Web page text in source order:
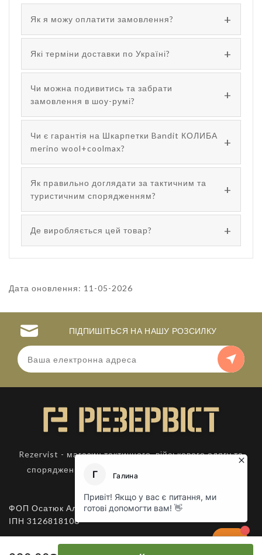
Як я можу оплатити замовлення?
Які терміни доставки по Україні?
Чи можна подивитись та забрати
замовлення в шоу-румі?
Чи є гарантія на Шкарпетки Bandit КОЛИБА
merino wool+coolmax?
Як правильно доглядати за тактичним та
туристичним спорядженням?
Де виробляється цей товар?
Дата оновлення: 11-05-2026
ПІДПИШІТЬСЯ НА НАШУ РОЗСИЛКУ
Rezervist - магазин тактичного, військового одягу та
спорядження. Товари для активного відпочинку.
ФОП Осатюк Алла Костянтинівна,
ІПН 3126818106